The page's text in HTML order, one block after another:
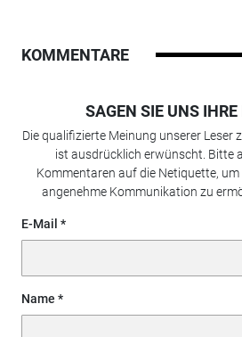
KOMMENTARE
SAGEN SIE UNS
Die qualifizierte Meinung unserer Leser
ist ausdrücklich erwünscht. Bitte
Kommentaren auf die Netiquette, um
angenehme Kommunikation zu
E-Mail
Name